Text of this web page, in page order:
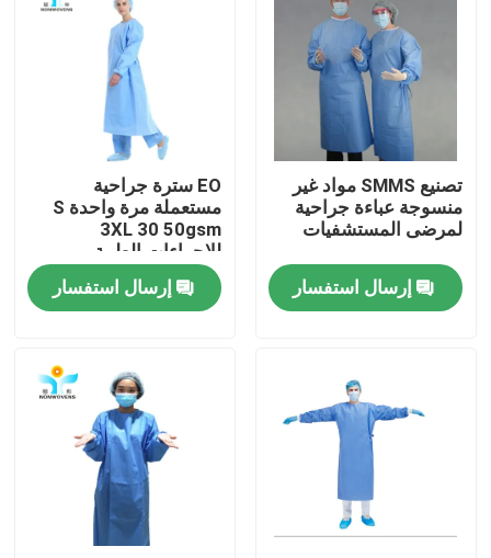
معلومات عنا
جولة في المعمل
مراقبة الجودة
اتصل بنا
ملابس واقية يمكن التخلص منها
بذلات واقية يمكن التخلص منها
تصنيع SMMS مواد غير
منسوجة عباءة جراحية
لمرضى المستشفيات
إرسال استفسار
EO سترة جراحية
مستعملة مرة واحدة S
3XL 30 50gsm
للإجراءات الطبية
إرسال استفسار